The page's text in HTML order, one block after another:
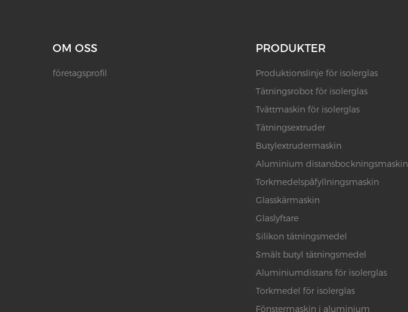
OM OSS
företagsprofil
PRODUKTER
Produktionslinje för isolerglas
Tätningsrobot för isolerglas
Tvättmaskin för isolerglas
Tätningsextruder
Butylextrudermaskin
Aluminium distansbockningsmaskin
Torkmedelspåfyllningsmaskin
Glasskärmaskin
Glaslyftare
Silikon tätningsmedel
Smält butyl tätningsmedel
Aluminiumdistans för isolerglas
Torkmedel för isolerglas
Fönstermaskin i aluminium